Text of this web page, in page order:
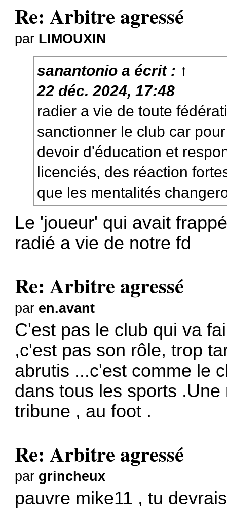
Re: Arbitre agressé
par LIMOUXIN
sanantonio a écrit : ↑
22 déc. 2024, 17:48
radier a vie de toute
sanctionner le club car
devoir d'éducation et
licenciés, des réaction
que les mentalités
Le 'joueur' qui avait
radié a vie de notre fd
Re: Arbitre agressé
par en.avant
C'est pas le club qui va
,c'est pas son rôle, trop
abrutis ...c'est comme le
dans tous les sports
tribune , au foot .
Re: Arbitre agressé
par grincheux
pauvre mike11 , tu